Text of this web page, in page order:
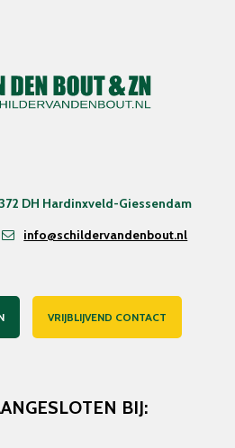
DH Hardinxveld-Giessendam
info@schildervandenbout.nl
VRIJBLIJVEND CONTACT
BIJ: